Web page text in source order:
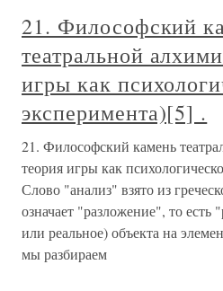
21. Философский
театральной
игры как
эксперимента)[5] .
21. Философский камень
теория игры как
Слово "анализ" взято из
означает "разложение", то
или реальное) объекта на
мы разбираем